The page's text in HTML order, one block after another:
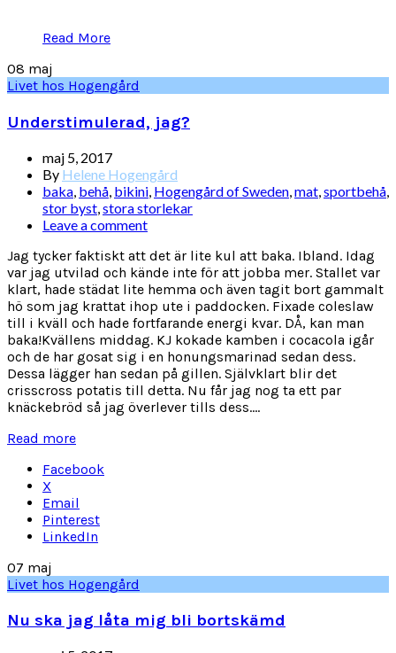
Read More
08 maj
Livet hos Hogengård
Understimulerad, jag?
maj 5, 2017
By Helene Hogengård
baka behå bikini Hogengård of Sweden mat sportbehå
stor byst stora storlekar
Leave a comment
Jag tycker faktiskt att det är lite kul att baka. Ibland. Idag
var jag utvilad och kände inte för att jobba mer. Stallet var
klart, hade städat lite hemma och även tagit bort gammalt
hö som jag krattat ihop ute i paddocken. Fixade coleslaw
till i kväll och hade fortfarande energi kvar. DÅ, kan man
baka!Kvällens middag. KJ kokade kamben i cocacola igår
och de har gosat sig i en honungsmarinad sedan dess.
Dessa lägger han sedan på gillen. Självklart blir det
crisscross potatis till detta. Nu får jag nog ta ett par
knäckebröd så jag överlever tills dess....
Read more
Facebook
X
Email
Pinterest
LinkedIn
07 maj
Livet hos Hogengård
Nu ska jag låta mig bli bortskämd